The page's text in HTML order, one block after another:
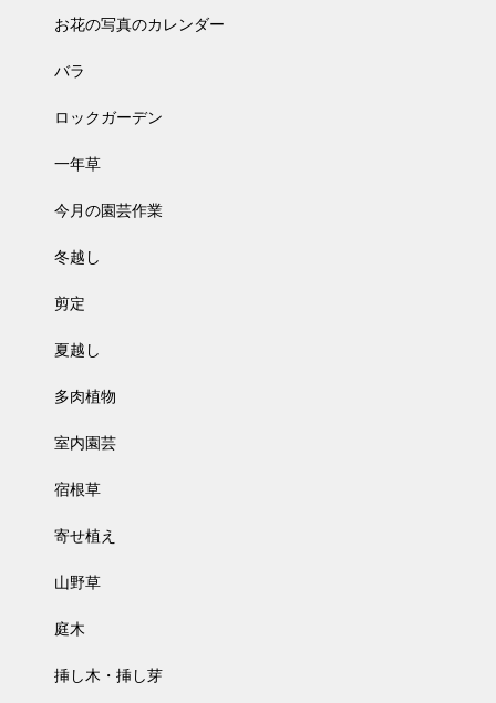
お花の写真のカレンダー
バラ
ロックガーデン
一年草
今月の園芸作業
冬越し
剪定
夏越し
多肉植物
室内園芸
宿根草
寄せ植え
山野草
庭木
挿し木・挿し芽